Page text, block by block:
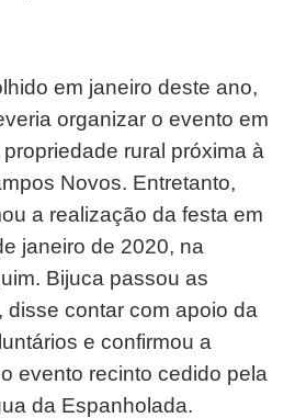
em janeiro deste ano,
organizar o evento em
rural próxima à
Novos. Entretanto,
a realização da festa em
janeiro de 2020, na
Bijuca passou as
disse contar com apoio da
e confirmou a
evento recinto cedido pela
da Espanholada.